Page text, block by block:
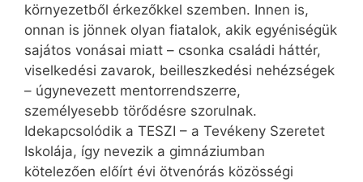
környezetből érkezőkkel szemben. Innen is,
onnan is jönnek olyan fiatalok, akik egyéniségük
sajátos vonásai miatt – csonka családi háttér,
viselkedési zavarok, beilleszkedési nehézségek
– úgynevezett mentorrendszerre,
személyesebb törődésre szorulnak.
Idekapcsolódik a TESZI – a Tevékeny Szeretet
Iskolája, így nevezik a gimnáziumban
kötelezően előírt évi ötvenórás közösségi